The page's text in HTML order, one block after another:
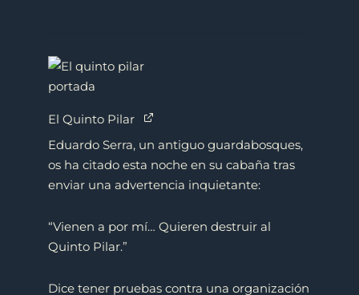
El Quinto Pilar
Eduardo Serra, un antiguo guardabosques,
os ha citado esta noche en su cabaña tras
enviar una advertencia inquietante:
“Vienen a por mí… Quieren destruir al
Quinto Pilar.”
Dice tener pruebas contra una organización